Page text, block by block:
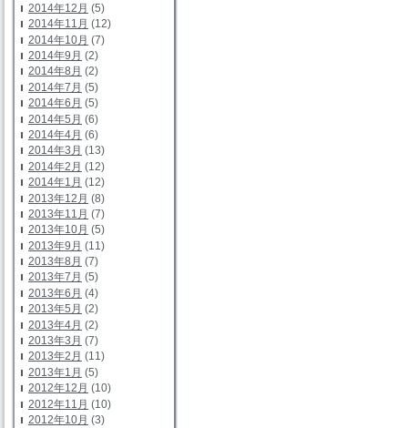
2014年12月 (5)
2014年11月 (12)
2014年10月 (7)
2014年9月 (2)
2014年8月 (2)
2014年7月 (5)
2014年6月 (5)
2014年5月 (6)
2014年4月 (6)
2014年3月 (13)
2014年2月 (12)
2014年1月 (12)
2013年12月 (8)
2013年11月 (7)
2013年10月 (5)
2013年9月 (11)
2013年8月 (7)
2013年7月 (5)
2013年6月 (4)
2013年5月 (2)
2013年4月 (2)
2013年3月 (7)
2013年2月 (11)
2013年1月 (5)
2012年12月 (10)
2012年11月 (10)
2012年10月 (3)